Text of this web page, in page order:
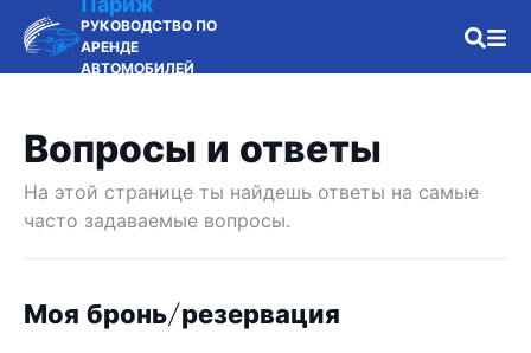
РУКОВОДСТВО ПО
АРЕНДЕ
АВТОМОБИЛЕЙ
Вопросы и ответы
На этой странице ты найдешь ответы на самые
часто задаваемые вопросы.
Моя бронь/резервация